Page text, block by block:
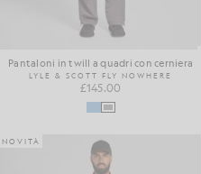
Pantaloni in twill a quadri con cerniera
LYLE & SCOTT FLY NOWHERE
£145.00
NOVITÀ